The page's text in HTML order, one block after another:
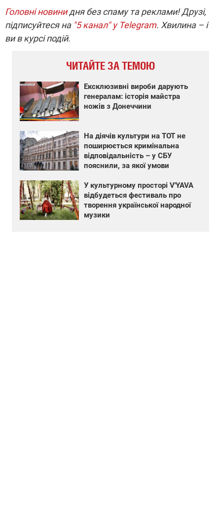
Головні новинидня без спаму та реклами! Друзі,
підписуйтеся на "5 канал" у Telegram. Хвилина – і
ви в курсі подій.
ЧИТАЙТЕ ЗА ТЕМОЮ
Ексклюзивні вироби дарують
генералам: історія майстра
ножів з Донеччини
На діячів культури на ТОТ не
поширюється кримінальна
відповідальність – у СБУ
пояснили, за якої умови
У культурному просторі V'YAVA
відбудеться фестиваль про
творення української народної
музики